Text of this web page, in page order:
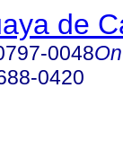
de
0048
0420